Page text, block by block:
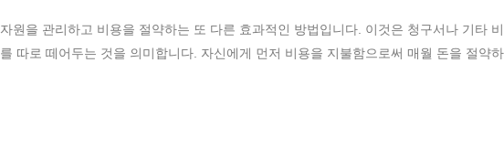
원을 관리하고 비용을 절약하는 또 다른 효과적인 방법입니다. 이것은 청구서나 기타
따로 떼어두는 것을 의미합니다. 자신에게 먼저 비용을 지불함으로써 매월 돈을 절약